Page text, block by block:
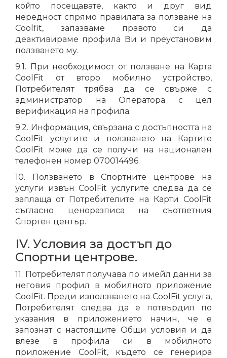
който посещавате, както и друг вид
нередност спрямо правилата за ползване на
Coolfit, запазваме правото си да
деактивираме профила Ви и преустановим
ползването му.
9.1. При необходимост от ползване на Карта
CoolFit от второ мобилно устройство,
Потребителят трябва да се свърже с
администратор на Оператора с цел
верификация на профила.
9.2. Информация, свързана с достъпността на
CoolFit услугите и ползването на Картите
CoolFit може да се получи на национален
телефонен номер 070014496.
10. Ползването в Спортните центрове на
услуги извън CoolFit услугите следва да се
заплаща от Потребителите на Карти CoolFit
съгласно ценоразписа на съответния
Спортен център.
IV. Условия за достъп до
Спортни центрове.
11. Потребителят получава по имейл данни за
неговия профил в мобилното приложение
CoolFit. Преди използването на CoolFit услуга,
Потребителят следва да е потвърдил по
указания в приложението начин, че е
запознат с настоящите Общи условия и да
влезе в профила си в мобилното
приложение CoolFit, където се генерира